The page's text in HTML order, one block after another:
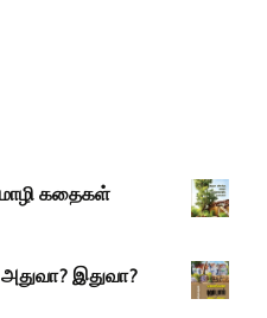
கதைகள்
இதுவா?